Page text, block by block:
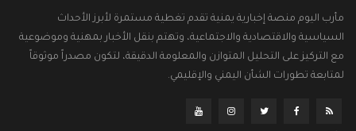
مأرب اليوم منصة إخبارية يمنية تقدم تغطية مستمرة لأبرز الأحداث
السياسية والاقتصادية والاجتماعية، وتهتم بنقل الأخبار بمهنية وموضوعية
مع التركيز على التحليل المتوازن والمعلومة الدقيقة، لتكون مصدراً موثوقاً
لمتابعة تطورات الشأن اليمني والإقليمي.